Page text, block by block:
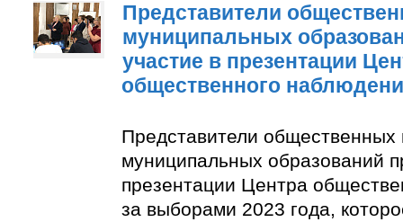
Представители
муниципальных
участие в презентации
общественного
Представители общественных
муниципальных образований
презентации Центра
за выборами 2023 года,